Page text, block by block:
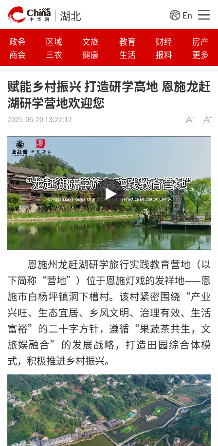
湖北 En
政务 区域 文旅 教育 财经
房产
商会
三农 健康 生活 报料 更多
赋能乡村振兴 打造研学高地 恩施龙赶
湖研学营地欢迎您
2025-06-20 13:22:12
恩施州龙赶湖研学旅行实践教育营地（以
下简称“营地”）位于恩施灯戏的发祥地——恩
施市白杨坪镇洞下槽村。该村紧密围绕“产业
兴旺、生态宜居、乡风文明、治理有效、生活
富裕”的二十字方针，遵循“果蔬茶共生，文
旅娱融合”的发展战略，打造田园综合体模
式，积极推进乡村振兴。